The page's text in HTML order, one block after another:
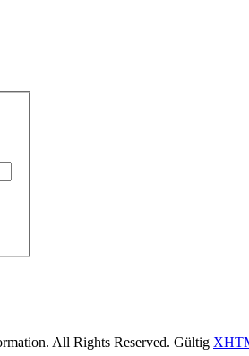
All Rights Reserved. Gültig